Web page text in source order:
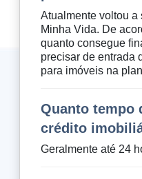
Atualmente voltou a
Minha Vida. De
quanto consegue
precisar de entrada
para imóveis na
Quanto tempo
crédito
Geralmente até 24